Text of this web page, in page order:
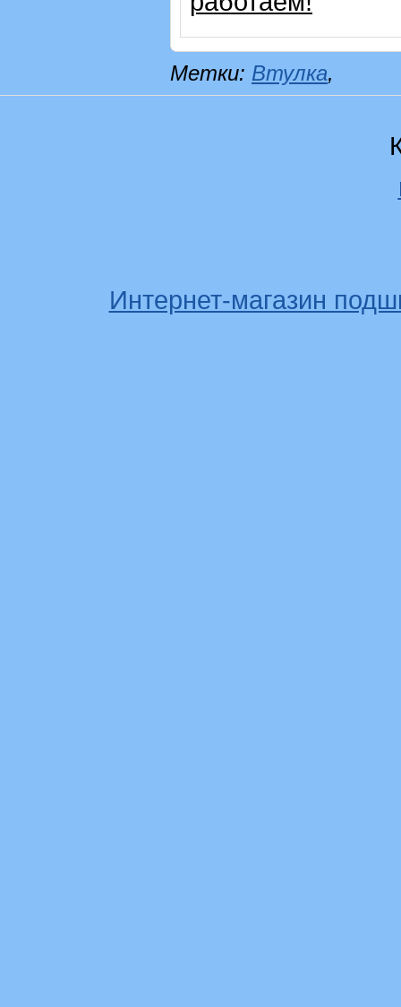
Метки: Втулка,
Интернет-магазин